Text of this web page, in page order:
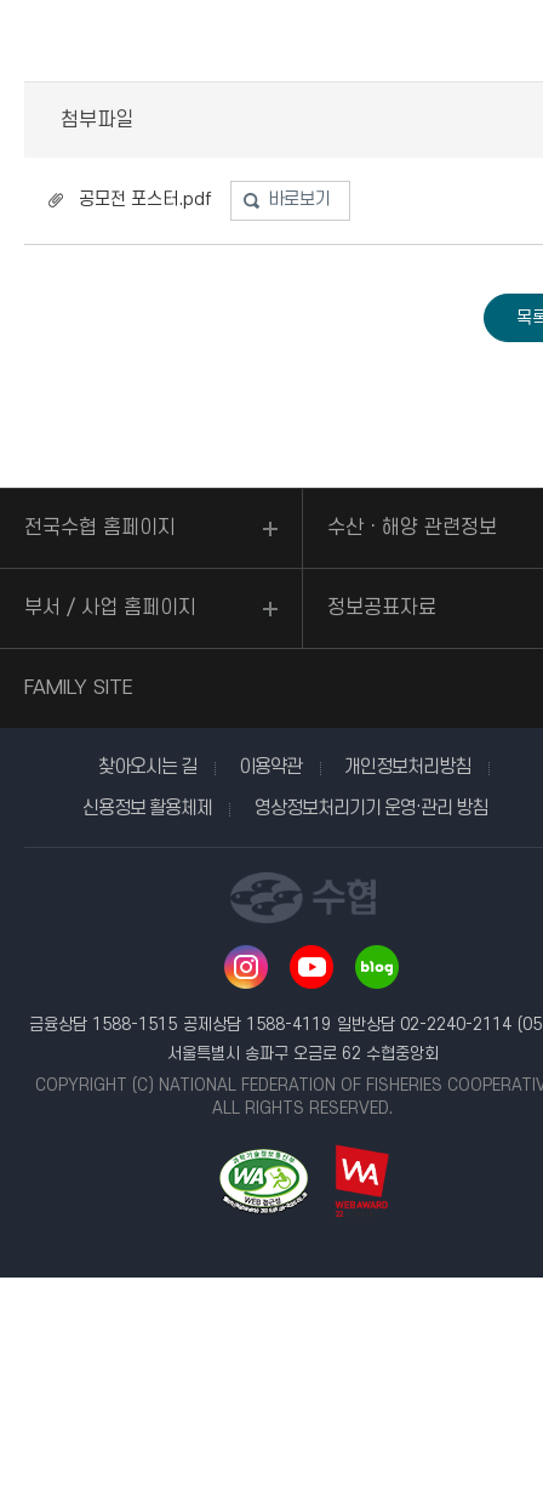
첨부파일
공모전 포스터.pdf 바로보기
전국수협 홈페이지 수산ㆍ해양 관련정보
부서 / 사업 홈페이지 정보공표자료
FAMILY SITE
찾아오시는 길 이용약관
개인정보처리방침
신용정보 활용체제
영상정보처리기기 운영·관리 방침
금융상담 1588-1515 공제상담 1588-4119 일반상담 02-2240-2114
서울특별시 송파구 오금로 62 수협중앙회
COPYRIGHT (C) NATIONAL FEDERATION OF FISHERIES
ALL RIGHTS RESERVED.